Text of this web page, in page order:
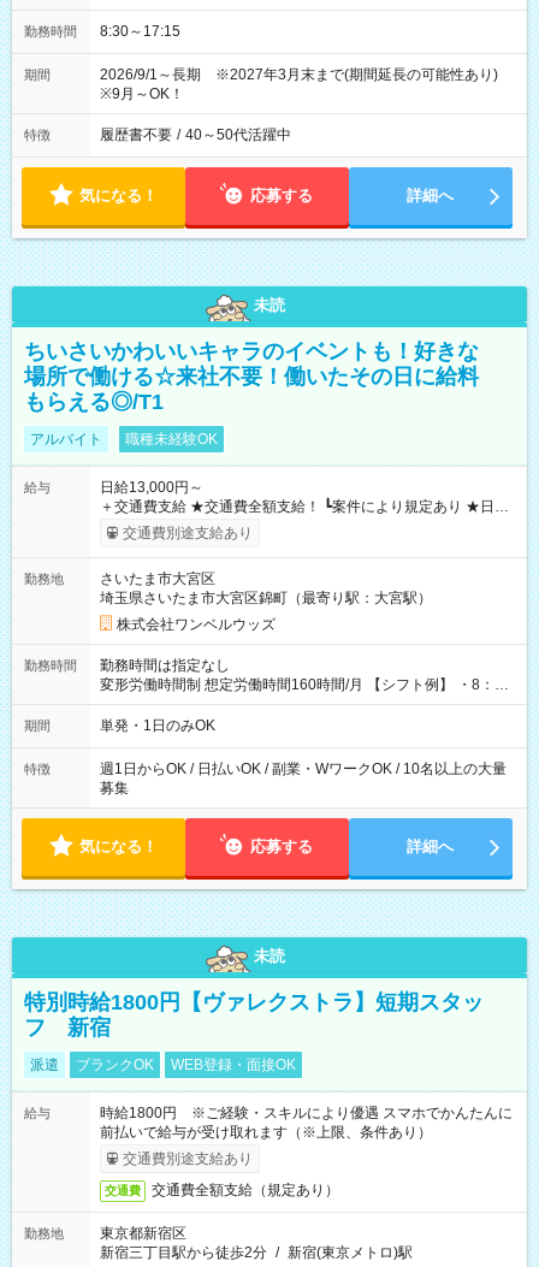
勤務時間 8:30～17:15
期間
2026/9/1～長期 ※2027年3月末まで(期間延長の可能性あり)
※9月～OK！
特徴 履歴書不要 / 40～50代活躍中
気になる！ 応募する 詳細へ
未読
ちいさいかわいいキャラのイベントも！好きな
場所で働ける☆来社不要！働いたその日に給料
もらえる◎/T1
アルバイト 職種未経験OK
給与
日給13,000円～
＋交通費支給 ★交通費全額支給！ ┗案件により規定あり ★日払
いOK！（規定あり） ┗働いたその日に現金GET♪ お仕事後はコ
ンビニATMから 日払い分を引き落とせます！ 【試用期間】試
交通費別途支給あり
勤務地
さいたま市大宮区
埼玉県さいたま市大宮区錦町（最寄り駅：大宮駅）
株式会社ワンベルウッズ
勤務時間
勤務時間は指定なし
変形労働時間制 想定労働時間160時間/月 【シフト例】 ・8：00
～21：00
期間 単発・1日のみOK
特徴
週1日からOK / 日払いOK / 副業・WワークOK / 10名以上の大量
募集
気になる！ 応募する 詳細へ
未読
特別時給1800円【ヴァレクストラ】短期スタッ
フ 新宿
派遣 ブランクOK WEB登録・面接OK
給与
時給1800円 ※ご経験・スキルにより優遇 スマホでかんたんに
前払いで給与が受け取れます（※上限、条件あり）
交通費別途支給あり
交通費 交通費全額支給（規定あり）
勤務地
東京都新宿区
新宿三丁目駅から徒歩2分 / 新宿(東京メトロ)駅